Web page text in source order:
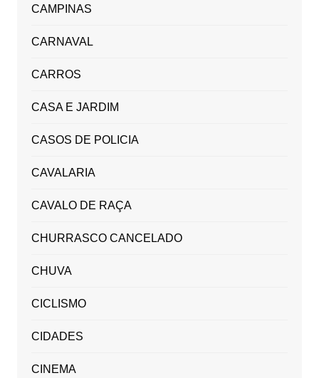
CAMPINAS
CARNAVAL
CARROS
CASA E JARDIM
CASOS DE POLICIA
CAVALARIA
CAVALO DE RAÇA
CHURRASCO CANCELADO
CHUVA
CICLISMO
CIDADES
CINEMA